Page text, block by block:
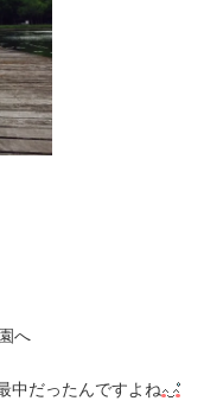
へ
中だったんですよね